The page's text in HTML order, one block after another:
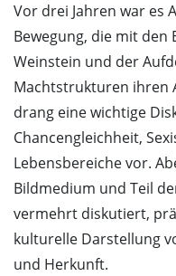
Vor drei Jahren war es
Bewegung, die mit
Weinstein und der
Machtstrukturen ihren
drang eine wichtige
Chancengleichheit,
Lebensbereiche vor.
Bildmedium und Teil
vermehrt diskutiert,
kulturelle Darstellung
und Herkunft.